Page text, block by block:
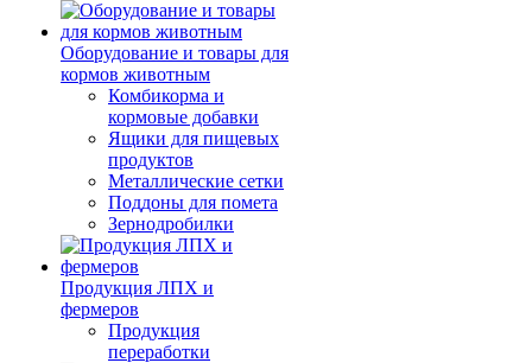
Оборудование и товары для
кормов животным
Комбикорма и
кормовые добавки
Ящики для пищевых
продуктов
Металлические сетки
Поддоны для помета
Зернодробилки
Продукция ЛПХ и
фермеров
Продукция
переработки